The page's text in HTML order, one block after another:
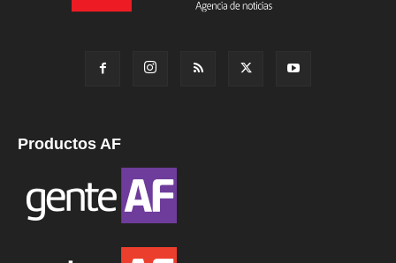
Productos AF